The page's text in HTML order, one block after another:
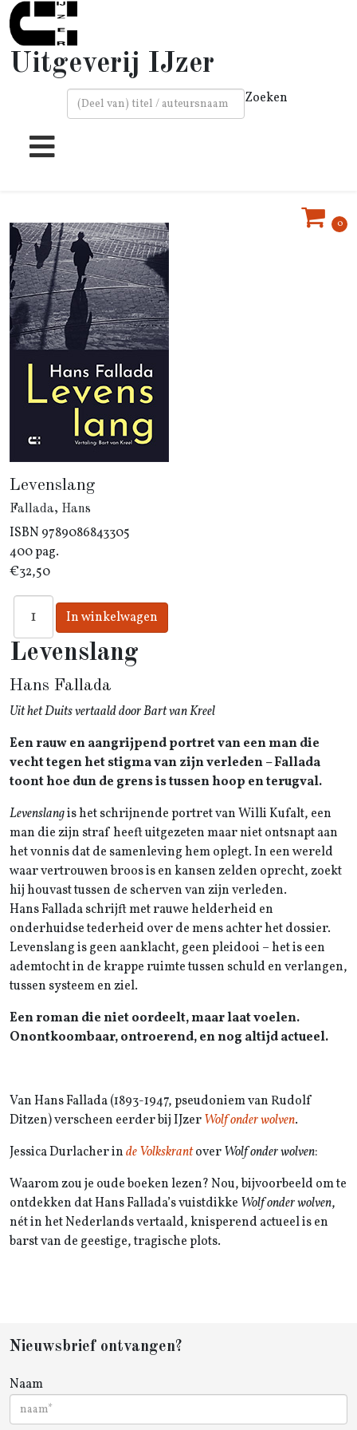
Uitgeverij IJzer
Zoeken
0
Levenslang
Fallada, Hans
ISBN 9789086843305
400 pag.
€32,50
Levenslang
Hans Fallada
Uit het Duits vertaald door Bart van Kreel
Een rauw en aangrijpend portret van een man die
vecht tegen het stigma van zijn verleden – Fallada
toont hoe dun de grens is tussen hoop en terugval.
Levenslangis het schrijnende portret van Willi Kufalt, een
man die zijn straf heeft uitgezeten maar niet ontsnapt aan
het vonnis dat de samenleving hem oplegt. In een wereld
waar vertrouwen broos is en kansen zelden oprecht, zoekt
hij houvast tussen de scherven van zijn verleden.
Hans Fallada schrijft met rauwe helderheid en
onderhuidse tederheid over de mens achter het dossier.
Levenslang is geen aanklacht, geen pleidooi – het is een
ademtocht in de krappe ruimte tussen schuld en verlangen,
tussen systeem en ziel.
Een roman die niet oordeelt, maar laat voelen.
Onontkoombaar, ontroerend, en nog altijd actueel.
Van Hans Fallada (1893-1947, pseudoniem van Rudolf
Ditzen) verscheen eerder bij IJzerWolf onder wolven.
Jessica Durlacher inde VolkskrantoverWolf onder wolven:
Waarom zou je oude boeken lezen? Nou, bijvoorbeeld om te
ontdekken dat Hans Fallada’s vuistdikke Wolf onder wolven,
nét in het Nederlands vertaald, knisperend actueel is en
barst van de geestige, tragische plots.
Nieuwsbrief ontvangen?
Naam